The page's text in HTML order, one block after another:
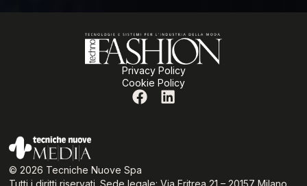
Privacy Policy
Cookie Policy
© 2026 Tecniche Nuove Spa
Tutti i diritti riservati. Sede legale: Via Eritrea 21 – 20157 Milano.